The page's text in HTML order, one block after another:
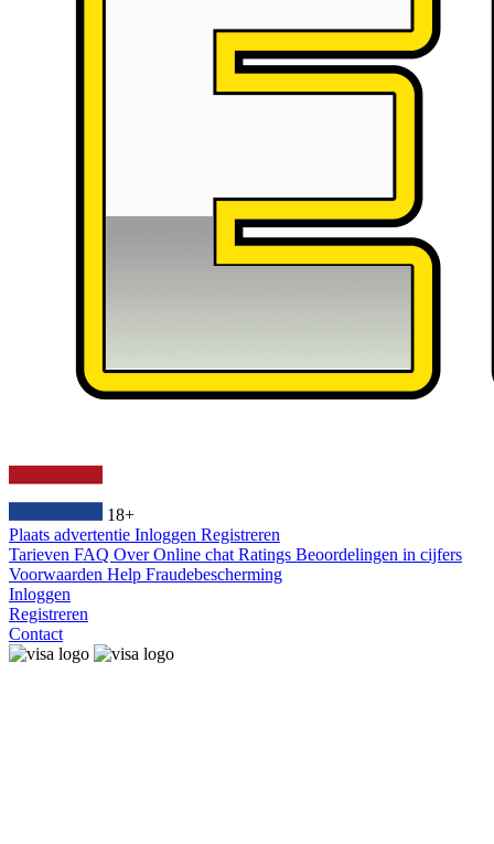
18+
Plaats advertentie Inloggen Registreren
Tarieven FAQ OverOnline chat Ratings Beoordelingen in cijfers
Voorwaarden Help Fraudebescherming
Inloggen
Registreren
Contact